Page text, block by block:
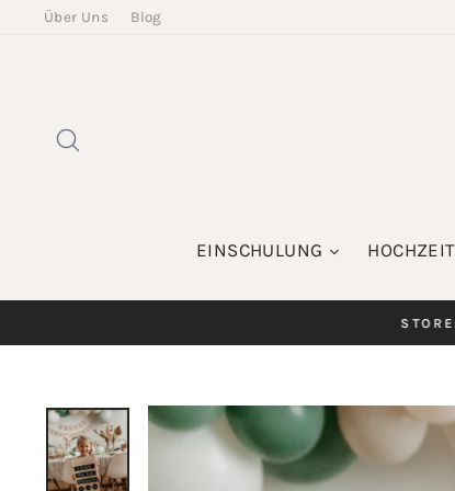
DirektÜber Uns Blog
EINSCHULUNG HOCHZEIT
STORE: